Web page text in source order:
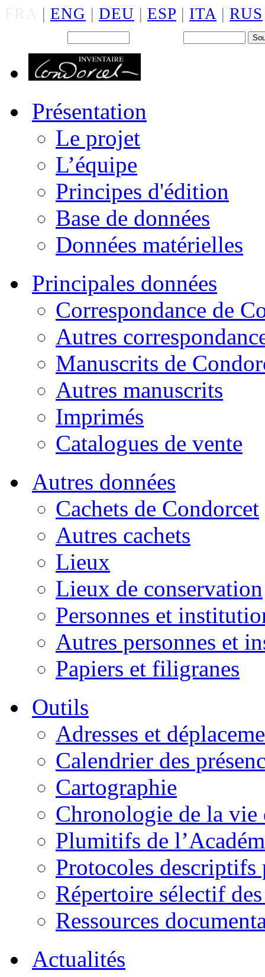
| ENG | DEU | ESP | ITA | RUS
Présentation
Le projet
L’équipe
Principes d'édition
Base de données
Données matérielles
Principales données
Correspondance de
Autres
Manuscrits de
Autres manuscrits
Imprimés
Catalogues de vente
Autres données
Cachets de Condorcet
Autres cachets
Lieux
Lieux de conservation
Personnes et
Autres personnes et
Papiers et filigranes
Outils
Adresses et
Calendrier des
Cartographie
Chronologie de la vie
Plumitifs de
Protocoles descriptifs
Répertoire sélectif
Ressources
Actualités